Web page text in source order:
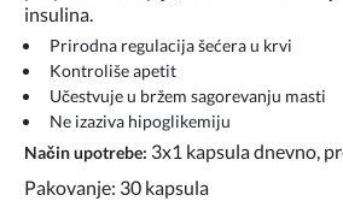
insulina.
Prirodna regulacija šećera u krvi
Kontroliše apetit
Učestvuje u bržem sagorevanju masti
Ne izaziva hipoglikemiju
Način upotrebe: 3x1 kapsula dnevno,
Pakovanje: 30 kapsula